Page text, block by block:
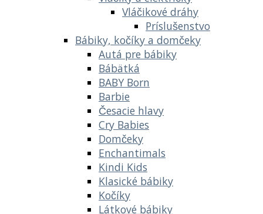
Vláčikové dráhy
Príslušenstvo
Bábiky, kočíky a domčeky
Autá pre bábiky
Bábätká
BABY Born
Barbie
Česacie hlavy
Cry Babies
Domčeky
Enchantimals
Kindi Kids
Klasické bábiky
Kočíky
Látkové bábiky